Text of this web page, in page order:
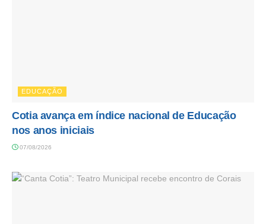
EDUCAÇÃO
Cotia avança em índice nacional de Educação
nos anos iniciais
07/08/2026